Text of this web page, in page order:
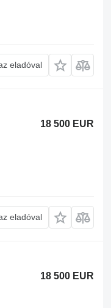
eladóval
18 500 EUR
eladóval
18 500 EUR